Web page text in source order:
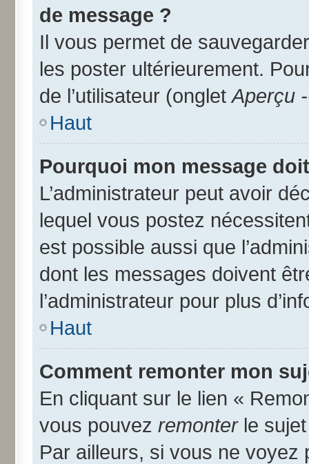
de message ?
Il vous permet de
les poster ultérieurement.
de l’utilisateur (onglet Aperçu
Haut
Pourquoi mon message
L’administrateur peut avoir
lequel vous postez
est possible aussi que
dont les messages doivent
l’administrateur pour plus
Haut
Comment remonter mon
En cliquant sur le lien «
vous pouvez remonterle sujet
Par ailleurs, si vous ne voyez